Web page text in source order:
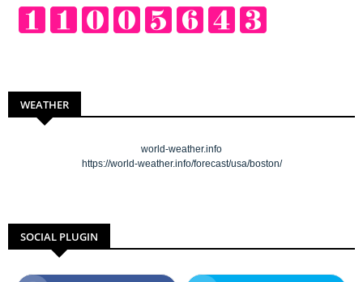
WEATHER
world-weather.info
https://world-weather.info/forecast/usa/boston/
SOCIAL PLUGIN